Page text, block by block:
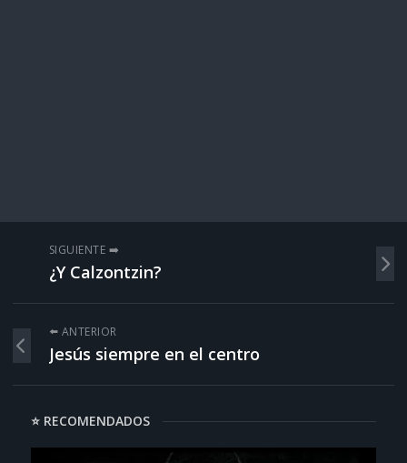
SIGUIENTE ➡️
¿Y Calzontzin?
⬅️ ANTERIOR
Jesús siempre en el centro
⭐ RECOMENDADOS